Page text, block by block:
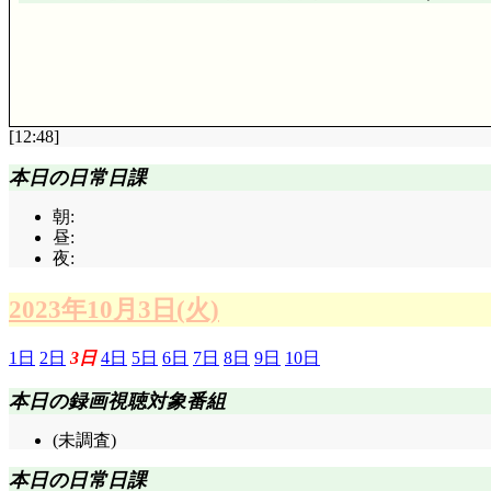
評価……☆☆☆(前回比: -2)
点になる橋の撤去を実現させたローレンス。街の人々
の描写に不満があります。
ローレンスが天気図やら何やらを見て、災害級の大
です。勿論それで実際に洪水が起きるかどうかまで正
予期していないっぽいのが納得できないです。原作
反対に、街の人々が橋の撤去を納得するシーンも、
信頼を得る過程も薄くなってしまっていますし。それ
くなってるし。
現在に繋がるローレンスとセシリアの関係を描くた
[12:48]
本日の日常日課
朝:
昼:
夜:
2023年10月3日(火)
1日 2日 3日 4日 5日 6日 7日 8日 9日 10日
本日の録画視聴対象番組
(未調査)
本日の日常日課